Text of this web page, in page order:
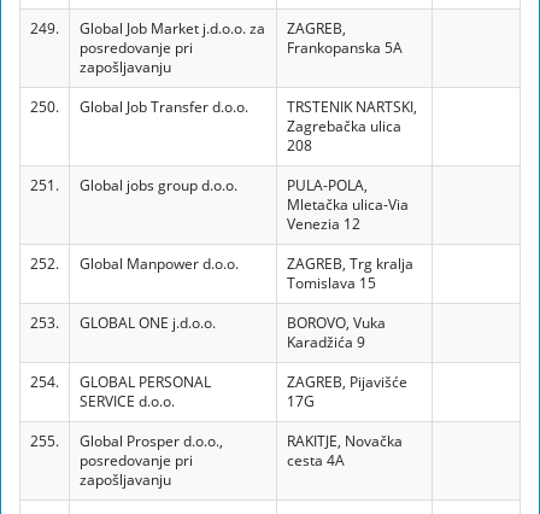
249.
Global Job Market j.d.o.o. za
posredovanje pri
zapošljavanju
ZAGREB,
Frankopanska 5A
250. Global Job Transfer d.o.o.
TRSTENIK NARTSKI,
Zagrebačka ulica
208
251.
Global jobs group d.o.o.
PULA-POLA,
Mletačka ulica-Via
Venezia 12
252.
Global Manpower d.o.o.
ZAGREB, Trg kralja
Tomislava 15
253.
GLOBAL ONE j.d.o.o.
BOROVO, Vuka
Karadžića 9
254.
GLOBAL PERSONAL
SERVICE d.o.o.
ZAGREB, Pijavišće
17G
255.
Global Prosper d.o.o.,
posredovanje pri
zapošljavanju
RAKITJE, Novačka
cesta 4A